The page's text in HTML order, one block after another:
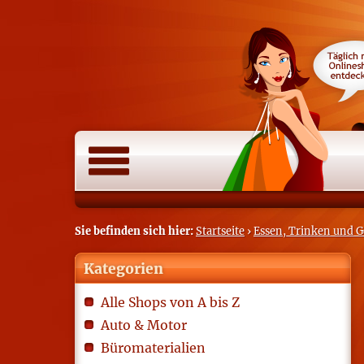
Sie befinden sich hier:Startseite ›Essen, Trinken und
Kategorien
Alle Shops von A bis Z
Auto & Motor
Büromaterialien